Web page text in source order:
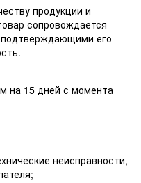
продукции и
сопровождается
подтверждающими его
на 15 дней с момента
неисправности,